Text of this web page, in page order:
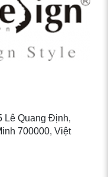
Lê Quang Định,
700000, Việt